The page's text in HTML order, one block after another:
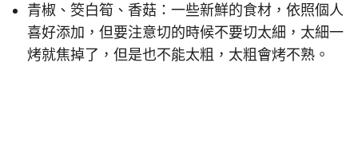
青椒、筊白筍、香菇：一些新鮮的食材，依照個人
喜好添加，但要注意切的時候不要切太細，太細一
烤就焦掉了，但是也不能太粗，太粗會烤不熟。